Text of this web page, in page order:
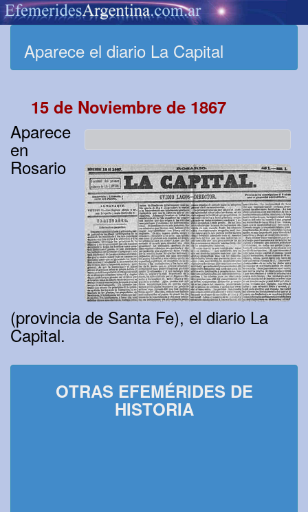
Aparece el diario La Capital
15 de Noviembre de 1867
Aparece
en
Rosario
(provincia de Santa Fe), el diario La
Capital.
OTRAS EFEMÉRIDES DE
HISTORIA